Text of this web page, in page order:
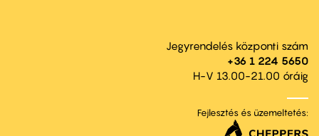
Jegyrendelés központi szám
+36 1 224 5650
H-V 13.00-21.00 óráig
Fejlesztés és üzemeltetés: